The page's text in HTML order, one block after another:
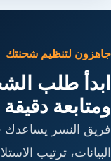
جاهزون لتنظيم شحنتك
ابدأ طلب
ومتابعة
فريق النسر يساعدك
البيانات، ترتيب